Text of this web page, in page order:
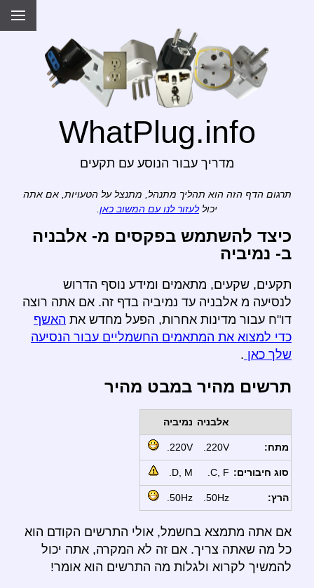
WhatPlug.info
מדריך עבור הנוסע עם תקעים
תרגום הדף הזה הוא תהליך מתנהל, מתנצל על הטעויות, אם אתה
יכוללעזור לנו עם המשוב כאן
כיצד להשתמש בפקסים מ- אלבניה
ב- נמיביה
תקעים, שקעים, מתאמים ומידע נוסף הדרוש
לנסיעה מ אלבניה עד נמיביה בדף זה. אם אתה רוצה
דו"ח עבור מדינות אחרות, הפעל מחדש את האשף
כדי למצוא את המתאמים החשמליים עבור הנסיעה
שלך כאן .
תרשים מהיר במבט מהיר
אלבניה נמיביה
מתח: 220V.
220V.
סוג חיבורים: C, F.
D, M.
הרץ: 50Hz.
50Hz.
אם אתה מתמצא בחשמל, אולי התרשים הקודם הוא
כל מה שאתה צריך. אם זה לא המקרה, אתה יכול
להמשיך לקרוא ולגלות מה התרשים הוא אומר!